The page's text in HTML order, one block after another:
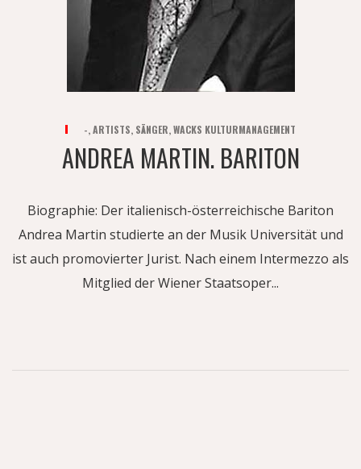
-,ARTISTS, SÄNGER,WACKS KULTURMANAGEMENT
ANDREA MARTIN. BARITON
Biographie: Der italienisch-österreichische Bariton
Andrea Martin studierte an der Musik Universität und
ist auch promovierter Jurist. Nach einem Intermezzo als
Mitglied der Wiener Staatsoper...